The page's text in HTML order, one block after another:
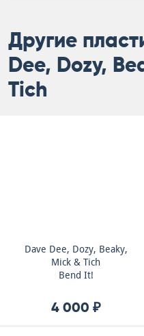
Другие
Dee, Dozy,
Tich
Dave Dee, Dozy, Beaky,
Mick & Tich
Bend It!
4 000 ₽